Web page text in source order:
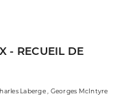
- RECUEIL DE
Laberge , Georges McIntyre